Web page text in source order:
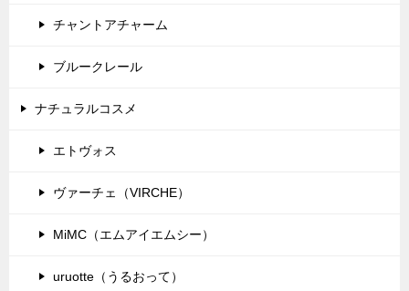
チャントアチャーム
ブルークレール
ナチュラルコスメ
エトヴォス
ヴァーチェ（VIRCHE）
MiMC（エムアイエムシー）
uruotte（うるおって）